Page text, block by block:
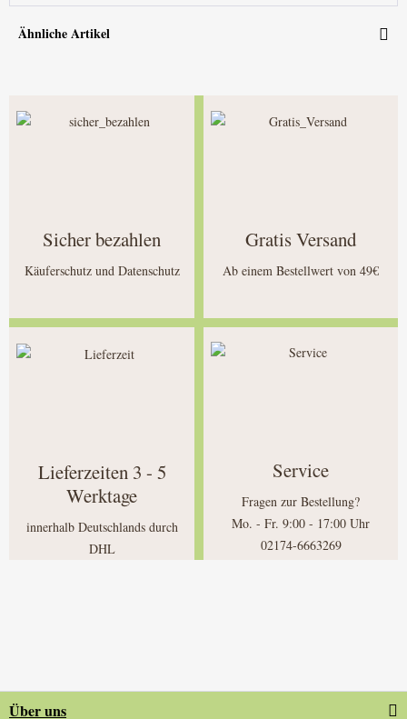
Ähnliche Artikel
Sicher bezahlen
Käuferschutz und Datenschutz
Gratis Versand
Ab einem Bestellwert von 49€
Lieferzeiten 3 - 5
Werktage
innerhalb Deutschlands durch
DHL
Service
Fragen zur Bestellung?
Mo. - Fr. 9:00 - 17:00 Uhr
02174-6663269
Über uns